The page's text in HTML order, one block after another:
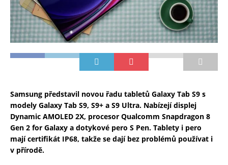
Samsung představil novou řadu tabletů Galaxy Tab S9 s
modely Galaxy Tab S9, S9+ a S9 Ultra. Nabízejí displej
Dynamic AMOLED 2X, procesor Qualcomm Snapdragon 8
Gen 2 for Galaxy a dotykové pero S Pen. Tablety i pero
mají certifikát IP68, takže se dají bez problémů používat i
v přírodě.